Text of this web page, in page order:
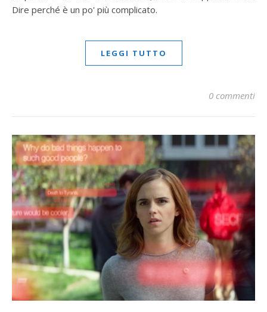
Dire perché è un po' più complicato.
LEGGI TUTTO
0 commenti